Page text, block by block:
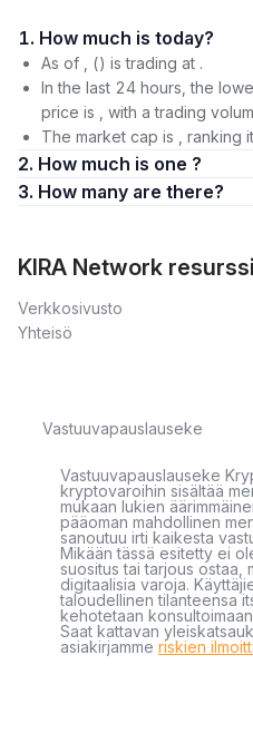
1. How much is today?
As of , () is trading at .
In the last 24 hours, the
price is , with a trading
The market cap is , ranking
2. How much is one ?
3. How many are there?
KIRA Network
Verkkosivusto
Yhteisö
Vastuuvapauslauseke
Vastuuvapauslauseke
kryptovaroihin sisältää
mukaan lukien
pääoman mahdollinen
sanoutuu irti kaikesta
Mikään tässä esitetty ei
suositus tai tarjous ostaa,
digitaalisia varoja.
taloudellinen tilanteensa
kehotetaan
Saat kattavan
asiakirjamme riskien